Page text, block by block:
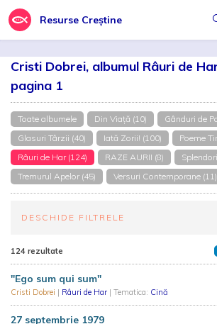
Resurse Creștine
Cristi Dobrei, albumul Râuri de
pagina 1
Toate albumele Din Viaţă (10)
Gânduri de
Glasuri Târzii (40)
Iată Zorii! (100)
Poeme
Râuri de Har (124)
RAZE AURII (8)
Tremurul Apelor (45)
Versuri Contemporane (11)
DESCHIDE FILTRELE
124 rezultate
"Ego sum qui sum"
Cristi Dobrei | Râuri de Har | Tematica: Cină
27 septembrie 1979